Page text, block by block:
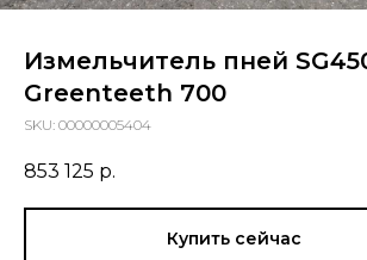
Измельчитель пней
Greenteeth 700
SKU: 00000005404
853 125 р.
Купить сейчас